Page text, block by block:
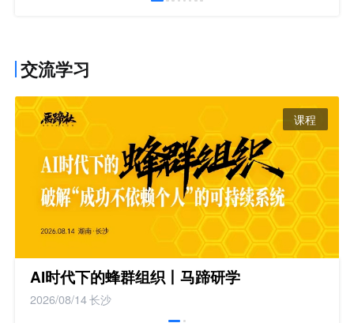
交流学习
课程
AI时代下的蜂群组织丨马蹄研学
2026/08/14长沙